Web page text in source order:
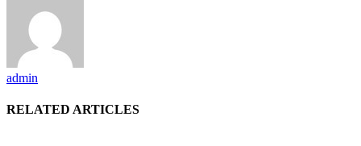
admin
RELATED ARTICLES